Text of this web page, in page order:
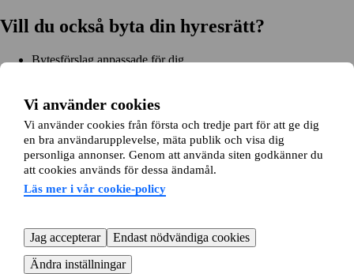
Vi använder cookies
Vi använder cookies från första och tredje part för att ge dig
en bra användarupplevelse, mäta publik och visa dig
personliga annonser. Genom att använda siten godkänner du
att cookies används för dessa ändamål.
Läs mer i vår cookie-policy
Jag accepterar
Endast nödvändiga cookies
Ändra inställningar
Vill du också byta din hyresrätt?
Bytesförslag anpassade för dig
Kom igång
Kom igång gratisSök annonser Logga in
Läs mer
Nyheter och tipsBytesansökan
Om lägenhetsbyte.se
Kundtjänst
Hjälp
08-22 00 90E-post:info@lagenhetsbyte.se